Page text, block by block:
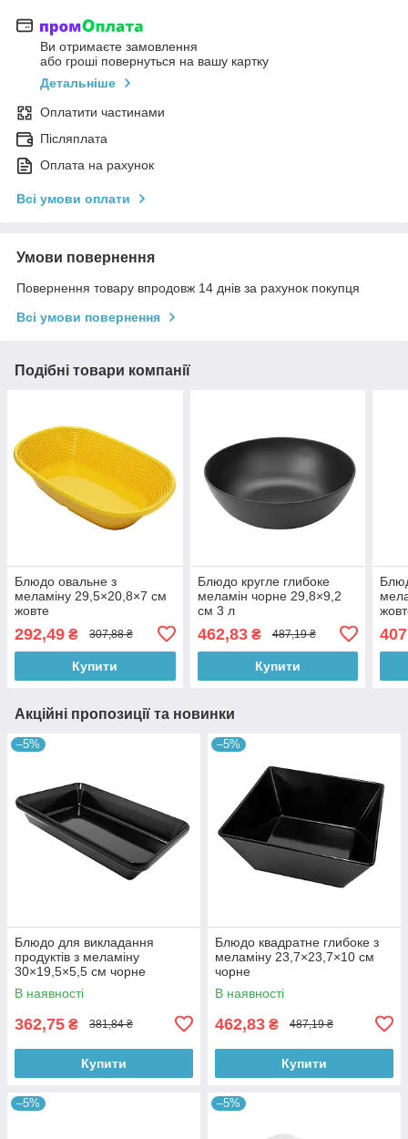
Ви отримаєте замовлення
або гроші повернуться на вашу картку
Детальніше
Оплатити частинами
Післяплата
Оплата на рахунок
Всі умови оплати
Умови повернення
Повернення товару впродовж 14 днів за рахунок покупця
Всі умови повернення
Подібні товари компанії
Блюдо овальне з
меламіну 29,5×20,8×7 см
жовте
292,49 ₴ 307,88 ₴
Купити
Блюдо кругле глибоке
меламін чорне 29,8×9,2
см 3 л
462,83₴ 487,19 ₴
Купити
Акційні пропозиції та новинки
–5%
Блюдо для викладання
продуктів з меламіну
30×19,5×5,5 см чорне
В наявності
362,75 ₴ 381,84 ₴
Купити
–5%
Блюдо квадратне глибоке з
меламіну 23,7×23,7×10 см
чорне
В наявності
462,83 ₴ 487,19 ₴
Купити
–5% –5%